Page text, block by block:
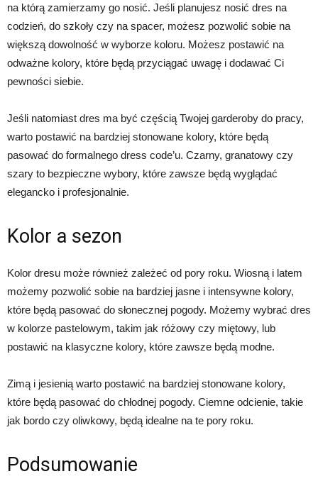
na którą zamierzamy go nosić. Jeśli planujesz nosić dres na
codzień, do szkoły czy na spacer, możesz pozwolić sobie na
większą dowolność w wyborze koloru. Możesz postawić na
odważne kolory, które będą przyciągać uwagę i dodawać Ci
pewności siebie.
Jeśli natomiast dres ma być częścią Twojej garderoby do pracy,
warto postawić na bardziej stonowane kolory, które będą
pasować do formalnego dress code’u. Czarny, granatowy czy
szary to bezpieczne wybory, które zawsze będą wyglądać
elegancko i profesjonalnie.
Kolor a sezon
Kolor dresu może również zależeć od pory roku. Wiosną i latem
możemy pozwolić sobie na bardziej jasne i intensywne kolory,
które będą pasować do słonecznej pogody. Możemy wybrać dres
w kolorze pastelowym, takim jak różowy czy miętowy, lub
postawić na klasyczne kolory, które zawsze będą modne.
Zimą i jesienią warto postawić na bardziej stonowane kolory,
które będą pasować do chłodnej pogody. Ciemne odcienie, takie
jak bordo czy oliwkowy, będą idealne na te pory roku.
Podsumowanie